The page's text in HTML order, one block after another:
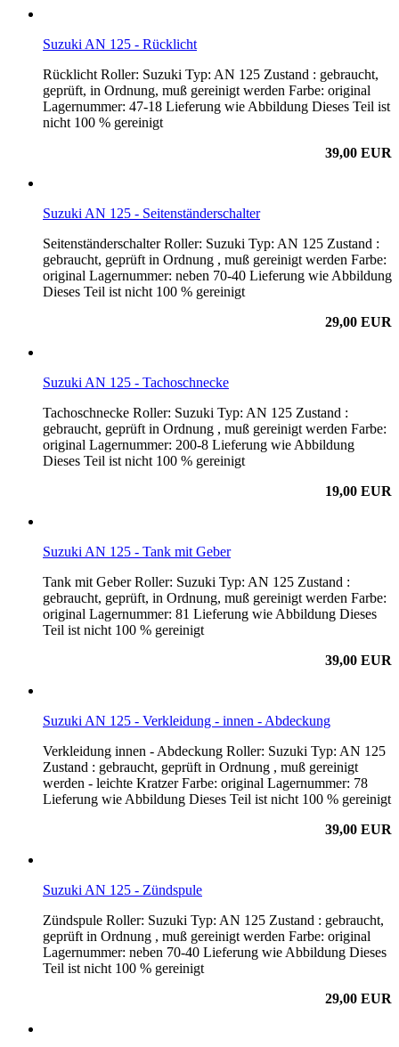
Suzuki AN 125 - Rücklicht
Rücklicht Roller: Suzuki Typ: AN 125 Zustand : gebraucht,
geprüft, in Ordnung, muß gereinigt werden Farbe: original
Lagernummer: 47-18 Lieferung wie Abbildung Dieses Teil ist
nicht 100 % gereinigt
39,00 EUR
Suzuki AN 125 - Seitenständerschalter
Seitenständerschalter Roller: Suzuki Typ: AN 125 Zustand :
gebraucht, geprüft in Ordnung , muß gereinigt werden Farbe:
original Lagernummer: neben 70-40 Lieferung wie Abbildung
Dieses Teil ist nicht 100 % gereinigt
29,00 EUR
Suzuki AN 125 - Tachoschnecke
Tachoschnecke Roller: Suzuki Typ: AN 125 Zustand :
gebraucht, geprüft in Ordnung , muß gereinigt werden Farbe:
original Lagernummer: 200-8 Lieferung wie Abbildung
Dieses Teil ist nicht 100 % gereinigt
19,00 EUR
Suzuki AN 125 - Tank mit Geber
Tank mit Geber Roller: Suzuki Typ: AN 125 Zustand :
gebraucht, geprüft, in Ordnung, muß gereinigt werden Farbe:
original Lagernummer: 81 Lieferung wie Abbildung Dieses
Teil ist nicht 100 % gereinigt
39,00 EUR
Suzuki AN 125 - Verkleidung - innen - Abdeckung
Verkleidung innen - Abdeckung Roller: Suzuki Typ: AN 125
Zustand : gebraucht, geprüft in Ordnung , muß gereinigt
werden - leichte Kratzer Farbe: original Lagernummer: 78
Lieferung wie Abbildung Dieses Teil ist nicht 100 % gereinigt
39,00 EUR
Suzuki AN 125 - Zündspule
Zündspule Roller: Suzuki Typ: AN 125 Zustand : gebraucht,
geprüft in Ordnung , muß gereinigt werden Farbe: original
Lagernummer: neben 70-40 Lieferung wie Abbildung Dieses
Teil ist nicht 100 % gereinigt
29,00 EUR